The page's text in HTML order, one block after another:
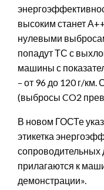
высоким станет
нулевыми
попадут ТС с
машины с
– от 96 до 120 г/
(выбросы CO2
В новом ГОСТе
этикетка
сопроводительных
прилагаются к
демонстрации».